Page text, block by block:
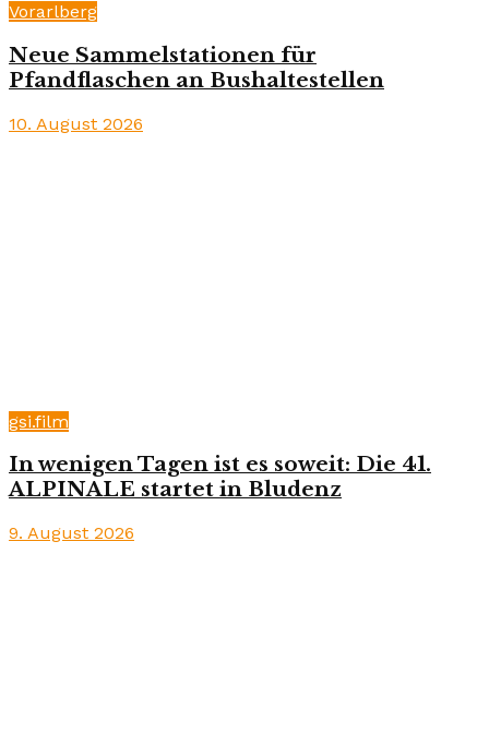
Vorarlberg
Neue Sammelstationen für
Pfandflaschen an Bushaltestellen
10. August 2026
gsi.film
In wenigen Tagen ist es soweit: Die 41.
ALPINALE startet in Bludenz
9. August 2026